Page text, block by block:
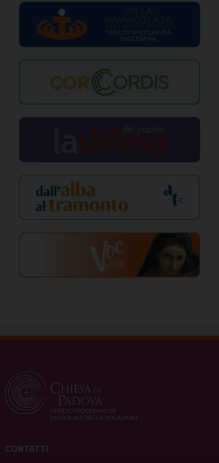
CONTATTI